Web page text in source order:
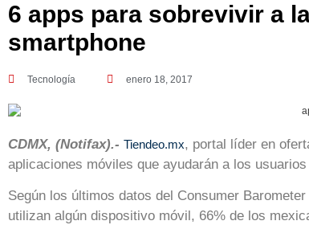
6 apps para sobrevivir a
smartphone
Tecnología enero 18, 2017
CDMX, (Notifax).- Tiendeo.mx, portal líder en
aplicaciones móviles que ayudarán a los
Según los últimos datos del Consumer
utilizan algún dispositivo móvil, 66% de los